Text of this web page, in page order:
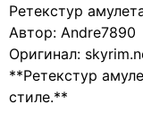
Ретекстур
Автор: Andre7890
Оригинал:
**Ретекстур
стиле.**